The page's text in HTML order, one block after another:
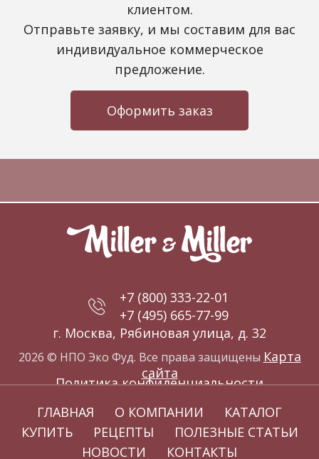
клиентом.
Отправьте заявку, и мы составим для вас
индивидуальное коммерческое
предложение.
Оформить заказ
+7 (800) 333-22-01
+7 (495) 665-77-99
г. Москва, Рябиновая улица, д. 32
Политика конфиденциальности
2026 © НПО Эко Фуд. Все права защищены Карта
сайта
ГЛАВНАЯ О КОМПАНИИ
КАТАЛОГ
КУПИТЬ
РЕЦЕПТЫ
ПОЛЕЗНЫЕ СТАТЬИ
НОВОСТИ
КОНТАКТЫ